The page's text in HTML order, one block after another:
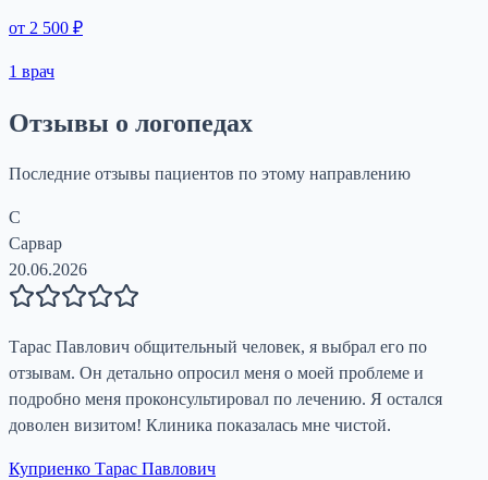
от 2 500 ₽
1 врач
Отзывы о логопедах
Последние отзывы пациентов по этому направлению
С
Сарвар
20.06.2026
Тарас Павлович общительный человек, я выбрал его по
отзывам. Он детально опросил меня о моей проблеме и
подробно меня проконсультировал по лечению. Я остался
доволен визитом! Клиника показалась мне чистой.
Куприенко Тарас Павлович